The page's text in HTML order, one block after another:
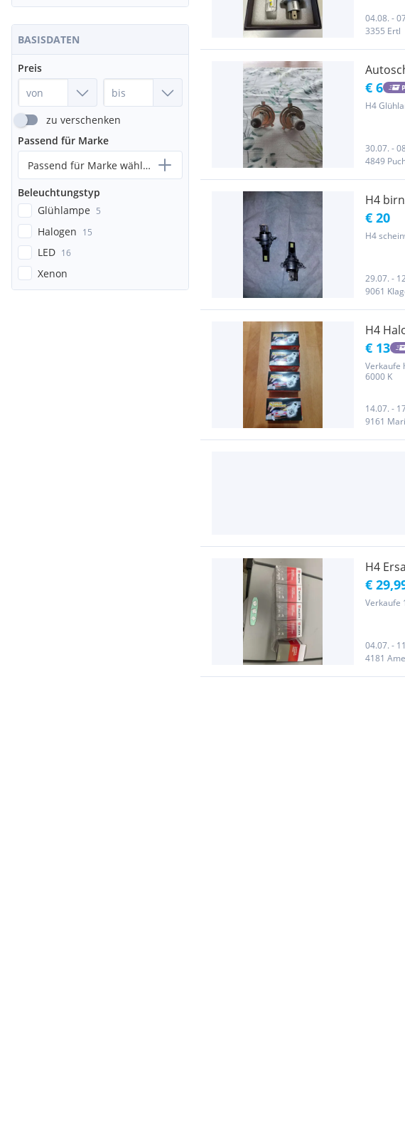
BASISDATEN
Preis
zu verschenken
Passend für Marke
Passend für Marke wählen...
Beleuchtungstyp
Glühlampe 5
Halogen 15
LED 16
Xenon
04.08. -
3355 Ertl
€ 6
H4
30.07. -
4849
H4
€ 20
H4
29.07. -
9061
H4
€ 13
Verkaufe
6000 K
14.07. -
9161
H4
€
Verkaufe
04.07. -
4181